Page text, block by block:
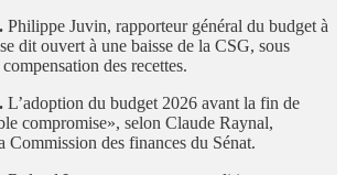
Philippe Juvin, rapporteur général du budget à
dit ouvert à une baisse de la CSG, sous
des recettes.
L’adoption du budget 2026 avant la fin de
compromise», selon Claude Raynal,
Commission des finances du Sénat.